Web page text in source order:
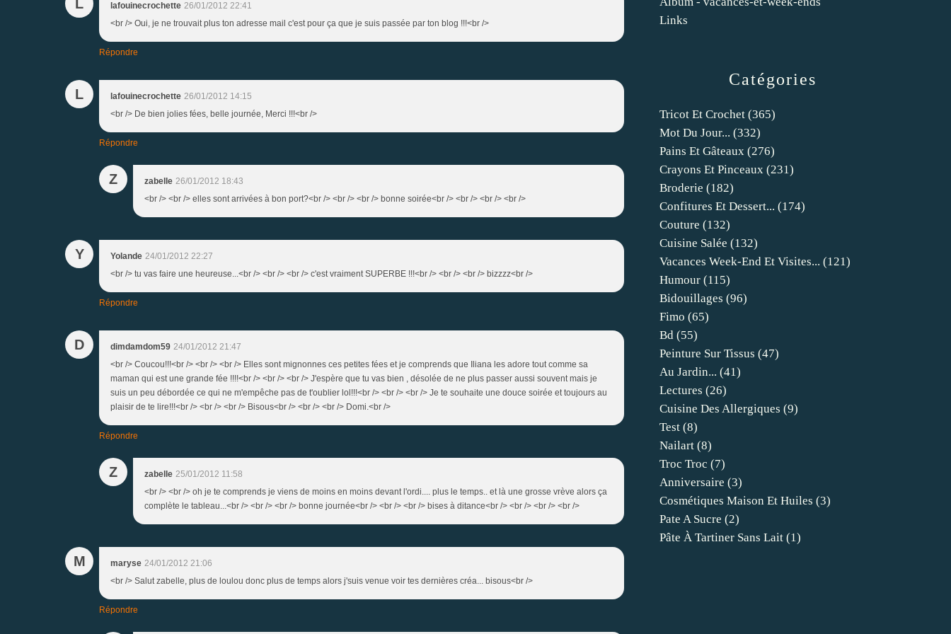
L lafouinecrochette 26/01/2012 22:41
<br /> Oui, je ne trouvait plus ton adresse mail c'est pour ça que je suis passée par ton blog !!!<br />
Répondre
L lafouinecrochette 26/01/2012 14:15
<br /> De bien jolies fées, belle journée, Merci !!!<br />
Répondre
Z zabelle 26/01/2012 18:43
<br /> <br /> elles sont arrivées à bon port?<br /> <br /> <br /> bonne soirée<br /> <br /> <br /> <br />
Y Yolande 24/01/2012 22:27
<br /> tu vas faire une heureuse...<br /> <br /> <br /> c'est vraiment SUPERBE !!!<br /> <br /> <br /> bizzzz<br />
Répondre
D dimdamdom59 24/01/2012 21:47
<br /> Coucou!!!<br /> <br /> <br /> Elles sont mignonnes ces petites fées et je comprends que Iliana les adore tout comme sa
maman qui est une grande fée !!!!<br /> <br /> <br /> J'espère que tu vas bien , désolée de ne plus passer aussi souvent mais je
suis un peu débordée ce qui ne m'empêche pas de t'oublier lol!!!<br /> <br /> <br /> Je te souhaite une douce soirée et toujours au
plaisir de te lire!!!<br /> <br /> <br /> Bisous<br /> <br /> <br /> Domi.<br />
Répondre
Z zabelle 25/01/2012 11:58
<br /> <br /> oh je te comprends je viens de moins en moins devant l'ordi.... plus le temps.. et là une grosse vrève alors ça
complète le tableau...<br /> <br /> <br /> bonne journée<br /> <br /> <br /> bises à ditance<br /> <br /> <br /> <br />
M maryse 24/01/2012 21:06
<br /> Salut zabelle, plus de loulou donc plus de temps alors j'suis venue voir tes dernières créa... bisous<br />
Répondre
Catégories
Tricot Et Crochet (365)
Mot Du Jour... (332)
Pains Et Gâteaux (276)
Crayons Et Pinceaux (231)
Broderie (182)
Confitures Et Dessert... (174)
Couture (132)
Cuisine Salée (132)
Vacances Week-End Et Visites... (121)
Humour (115)
Bidouillages (96)
Fimo (65)
Bd (55)
Peinture Sur Tissus (47)
Au Jardin... (41)
Lectures (26)
Cuisine Des Allergiques (9)
Test (8)
Nailart (8)
Troc Troc (7)
Anniversaire (3)
Cosmétiques Maison Et Huiles (3)
Pate A Sucre (2)
Pâte À Tartiner Sans Lait (1)
Links